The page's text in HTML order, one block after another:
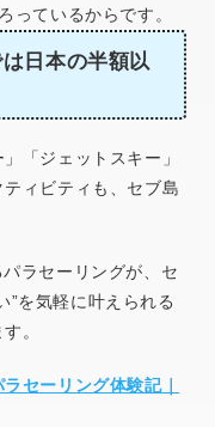
っているからです。
日本の半額以
「ジェットスキー」
ィビティも、セブ島
ラセーリングが、セ
”を気軽に叶えられる
。
セーリング体験記｜